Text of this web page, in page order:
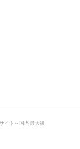
イト～国内最大級